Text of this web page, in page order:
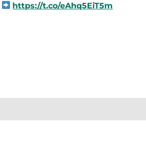
https://t.co/eAhq5EiT5m